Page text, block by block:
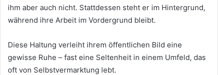
ihm aber auch nicht. Stattdessen steht er im Hintergrund,
während ihre Arbeit im Vordergrund bleibt.
Diese Haltung verleiht ihrem öffentlichen Bild eine
gewisse Ruhe – fast eine Seltenheit in einem Umfeld, das
oft von Selbstvermarktung lebt.